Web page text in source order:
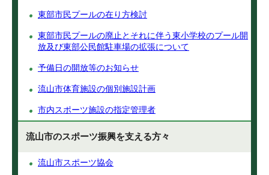
東部市民プールの在り方検討
東部市民プールの廃止とそれに伴う東小学校のプール開
放及び東部公民館駐車場の拡張について
予備日の開放等のお知らせ
流山市体育施設の個別施設計画
市内スポーツ施設の指定管理者
流山市のスポーツ振興を支える方々
流山市スポーツ協会